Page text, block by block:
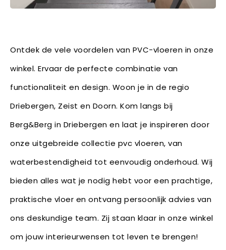
Ontdek de vele voordelen van PVC-vloeren in onze
winkel. Ervaar de perfecte combinatie van
functionaliteit en design. Woon je in de regio
Driebergen, Zeist en Doorn. Kom langs bij
Berg&Berg in Driebergen en laat je inspireren door
onze uitgebreide collectie pvc vloeren, van
waterbestendigheid tot eenvoudig onderhoud. Wij
bieden alles wat je nodig hebt voor een prachtige,
praktische vloer en ontvang persoonlijk advies van
ons deskundige team. Zij staan klaar in onze winkel
om jouw interieurwensen tot leven te brengen!